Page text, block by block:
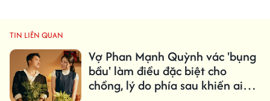
TIN LIÊN QUAN
Vợ Phan Mạnh Quỳnh vác 'bụng
bầu' làm điều đặc biệt cho
chồng, lý do phía sau khiến ai